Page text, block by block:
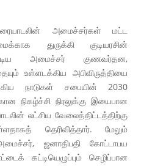
அமைச்சர்கள் மட்ட
துருக்கி குடியரசின்
அமைச்சர் குணவர்தன,
உள்ளடக்கிய அபிவிருத்தியை
நாடுகள் சபையின் 2030
நிகழ்ச்சி நிரலுக்கு இயைபான
லட்சிய வேலைத்திட்டத்திற்கு
தெரிவித்தார். மேலும்
ஜனாதிபதி கோட்டாபய
கட்டியெழுப்பும் செழிப்பான